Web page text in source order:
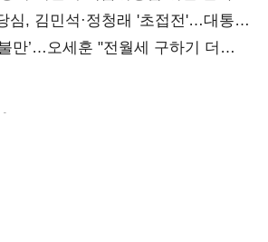
심, 김민석·정청래 '초접전'…대통령
'(종합)
만’…오세훈 "전월세 구하기 더